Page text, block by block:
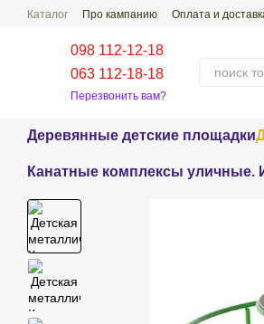
Перейти к основному контенту
Каталог Про кампанию Оплата и
098 112-12-18
063 112-18-18
Перезвонить вам?
Деревянные детские площадки
Канатные комплексы уличные.